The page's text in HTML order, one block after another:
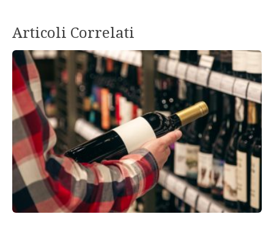
Articoli Correlati